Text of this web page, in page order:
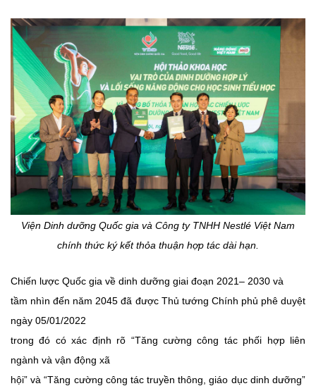
Viện Dinh dưỡng Quốc gia và Công ty TNHH Nestlé Việt Nam
chính thức ký kết thỏa thuận hợp tác dài hạn.
Chiến lược Quốc gia về dinh dưỡng giai đoạn 2021– 2030 và
tầm nhìn đến năm 2045 đã được Thủ tướng Chính phủ phê duyệt
ngày 05/01/2022
trong đó có xác định rõ “Tăng cường công tác phối hợp liên
ngành và vận động xã
hội” và “Tăng cường công tác truyền thông, giáo dục dinh dưỡng”